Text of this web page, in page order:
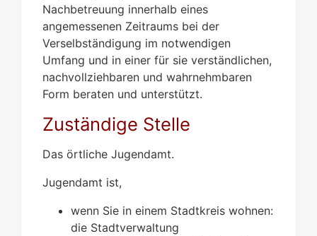
Nachbetreuung innerhalb eines
angemessenen Zeitraums bei der
Verselbständigung im notwendigen
Umfang und in einer für sie verständlichen,
nachvollziehbaren und wahrnehmbaren
Form beraten und unterstützt.
Zuständige Stelle
Das örtliche Jugendamt.
Jugendamt ist,
wenn Sie in einem Stadtkreis wohnen:
die Stadtverwaltung